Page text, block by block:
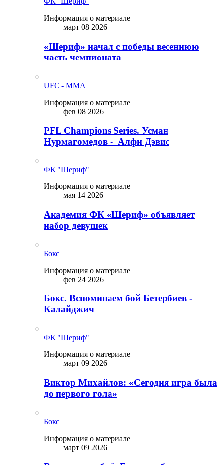
Информация о материале
март 08 2026
«Шериф» начал с победы весеннюю
часть чемпионата
UFC - MMA
Информация о материале
фев 08 2026
PFL Champions Series. Усман
Нурмагомедов - Алфи Дэвис
ФК "Шериф"
Информация о материале
мая 14 2026
Академия ФК «Шериф» объявляет
набор девушек
Бокс
Информация о материале
фев 24 2026
Бокс. Вспоминаем бой Бетербиев -
Калайджич
ФК "Шериф"
Информация о материале
март 09 2026
Виктор Михайлов: «Сегодня игра была
до первого гола»
Бокс
Информация о материале
март 09 2026